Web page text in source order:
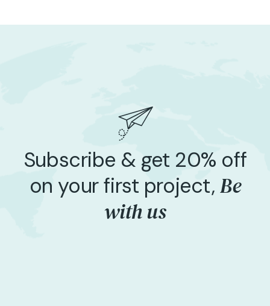
Subscribe & get 20% off
on your first project,Be
with us